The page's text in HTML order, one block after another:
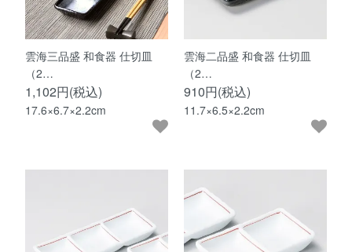
雲海三品盛 和食器 仕切皿
（2…
1,102円(税込)
17.6×6.7×2.2cm
雲海二品盛 和食器 仕切皿
（2…
910円(税込)
11.7×6.5×2.2cm